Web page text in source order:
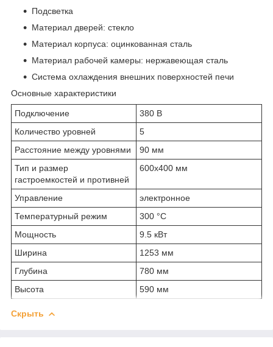
Подсветка
Материал дверей: стекло
Материал корпуса: оцинкованная сталь
Материал рабочей камеры: нержавеющая сталь
Система охлаждения внешних поверхностей печи
Основные характеристики
Подключение
380 В
Количество уровней
5
Расстояние между уровнями
90 мм
Тип и размер
гастроемкостей и противней
600х400 мм
Управление
электронное
Температурный режим
300 °С
Мощность
9.5 кВт
Ширина
1253 мм
Глубина
780 мм
Высота
590 мм
Скрыть